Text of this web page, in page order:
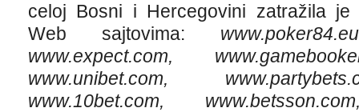
celoj Bosni i Hercegovini zatražila je
Web sajtovima:
www.expect.com,
www.unibet.com,
www.10bet.com,